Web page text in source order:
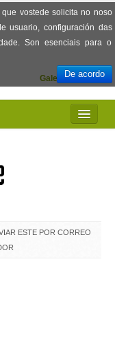
vostede solicita no noso
usuario, configuración das
Son esenciais para o
De acordo
Español
Galego
ESTE POR CORREO